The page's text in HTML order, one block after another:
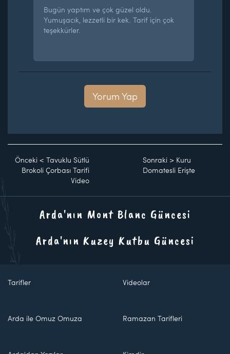
Bugün yaptım ve çok güzel oldu.
Yumuşacık, lezzetli bir kek. Tarif için çok
teşekkürler.
Yorum Yap
Önceki < Tavuklu Sütlü
Brokoli Çorbası Tarifi
Video
Sonraki > Kuru
Domatesli Erişte
Arda'nın Mont Blanc Güncesi
Arda'nın Kuzey Kutbu Güncesi
Tarifler Videolar
Arda ile Omuz Omuza Ramazan Tarifleri